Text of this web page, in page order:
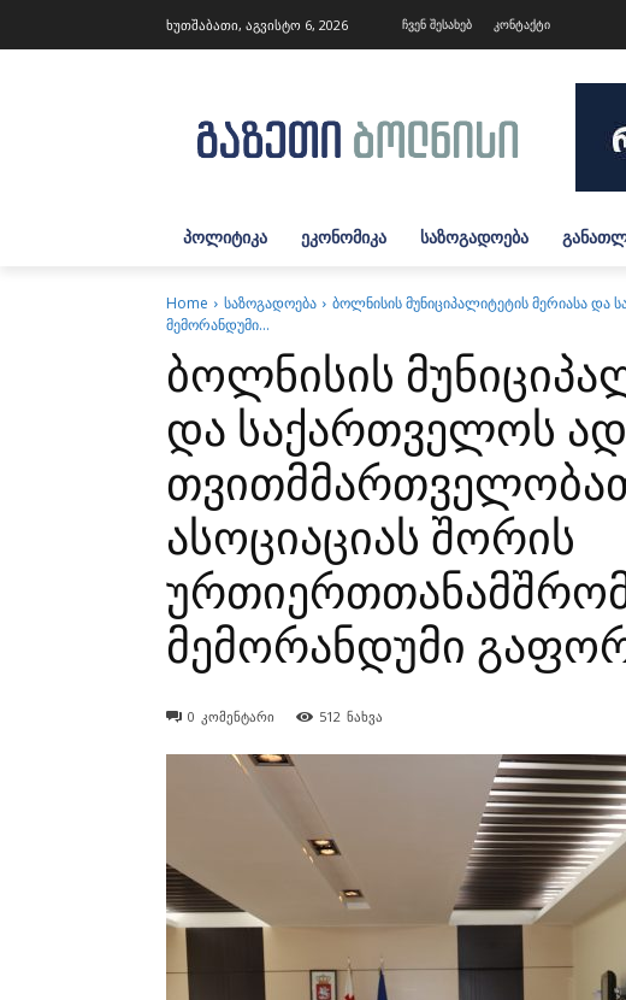
ხუთშაბათი, აგვისტო 6, 2026 ჩვენ შესახებ კონტაქტი
ᲞᲝᲚᲘᲢᲘᲙᲐ ᲔᲙᲝᲜᲝᲛᲘᲙᲐ ᲡᲐᲖᲝᲒᲐᲓᲝᲔᲑᲐ
Home საზოგადოება
ბოლნისის მუნიციპალიტეტის მერიასა
მემორანდუმი...
ბოლნისის
და საქართველოს
ასოციაციას შორის
მემორანდუმი
0 კომენტარი 512 ნახვა